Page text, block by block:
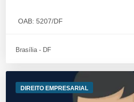
OAB: 5207/DF
Brasília - DF
DIREITO EMPRESARIAL